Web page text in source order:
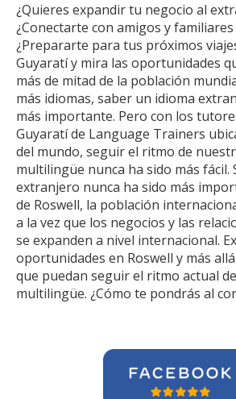
¿Quieres expandir tu negocio al
¿Conectarte con amigos y
¿Prepararte para tus próximos
Guyaratí y mira las oportunidades
más de mitad de la población
más idiomas, saber un idioma
más importante. Pero con los
Guyaratí de Language Trainers
del mundo, seguir el ritmo de
multilingüe nunca ha sido más fácil.
extranjero nunca ha sido más
de Roswell, la población
a la vez que los negocios y las
se expanden a nivel internacional.
oportunidades en Roswell y más
que puedan seguir el ritmo actual
multilingüe. ¿Cómo te pondrás al